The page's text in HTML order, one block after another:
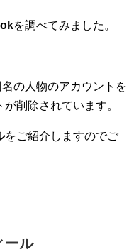
を調べてみました。
の人物のアカウントを
削除されています。
をご紹介しますのでご
ール